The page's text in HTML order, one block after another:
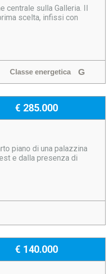
centrale sulla Galleria. Il
scelta, infissi con
Classe energetica G
€ 285.000
piano di una palazzina
e dalla presenza di
€ 140.000